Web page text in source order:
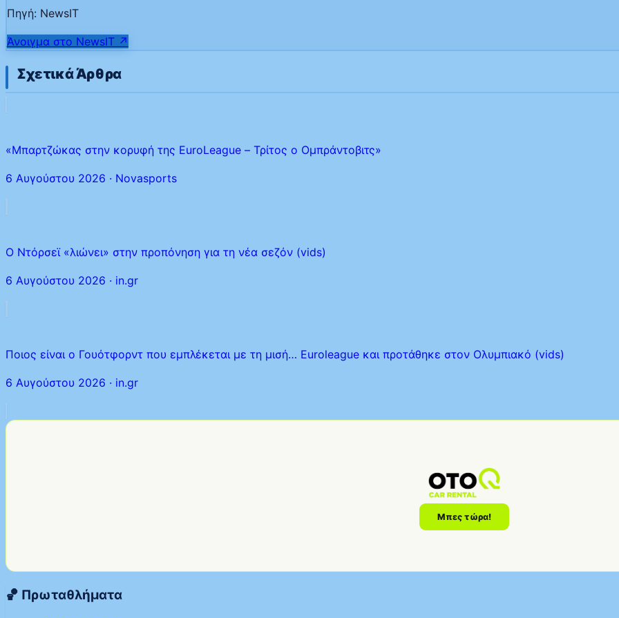
Πηγή: NewsIT
Άνοιγμα στο NewsIT↗
Σχετικά Άρθρα
«Μπαρτζώκας στην κορυφή της EuroLeague – Τρίτος ο Ομπράντοβιτς»
6 Αυγούστου 2026 · Novasports
Ο Ντόρσεϊ «λιώνει» στην προπόνηση για τη νέα σεζόν (vids)
6 Αυγούστου 2026 · in.gr
Ποιος είναι ο Γουότφορντ που εμπλέκεται με τη μισή… Euroleague και προτάθηκε στον Ολυμπιακό (vids)
6 Αυγούστου 2026 · in.gr
Μπες τώρα!
🏀 Πρωταθλήματα